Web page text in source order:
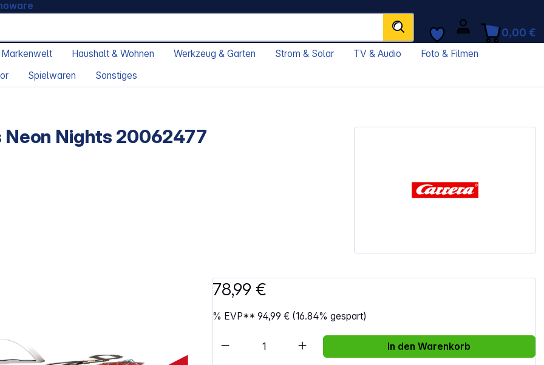
0,00 €
Haushalt & Wohnen Werkzeug & Garten Strom & Solar TV & Audio
Foto & Filmen
Spielwaren Sonstiges
Neon Nights 20062477
78,99 €
% EVP**94,99 € (16.84% gespart)
Artikel Anzahl: Gib den gewünschten Wert ein
In den Warenkorb